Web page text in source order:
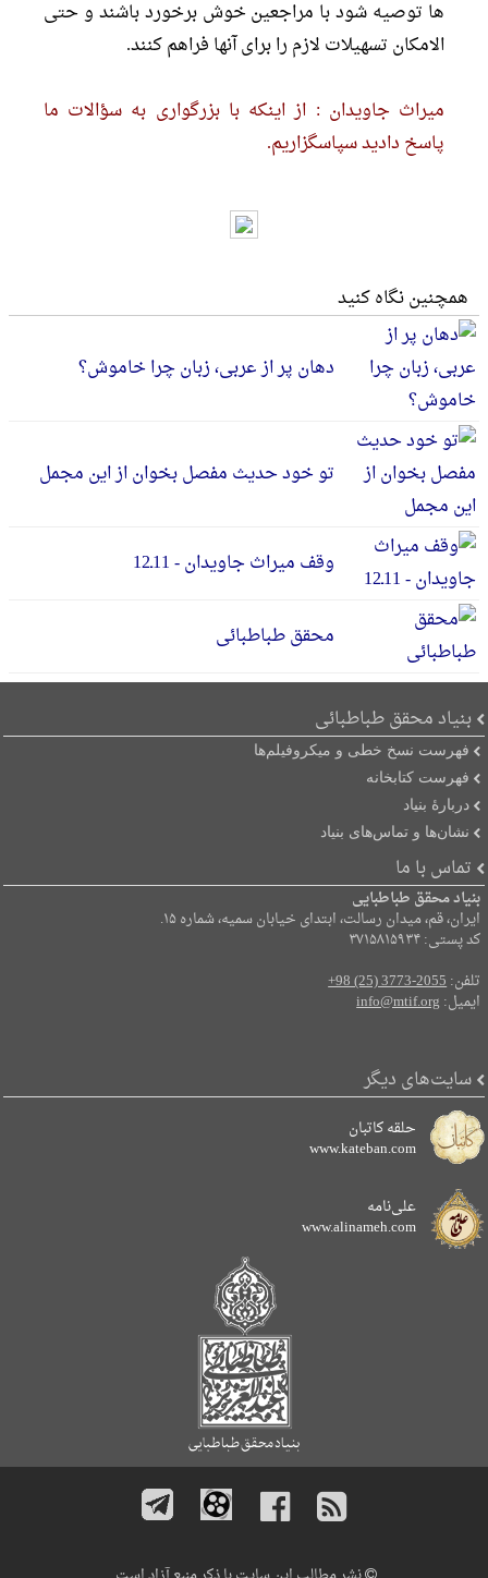
ها توصیه شود با مراجعین خوش برخورد باشند و حتى
الامکان تسهیلات لازم را براى آنها فراهم کنند.
میراث جاویدان : از اینکه با بزرگوارى به سؤالات ما
پاسخ دادید سپاسگزاریم.
همچنین نگاه کنید
دهان پر از عربی، زبان چرا خاموش؟
تو خود حدیث مفصل بخوان از این مجمل
وقف میراث جاویدان - 11ـ12
محقق طباطبائی
بنیاد محقق طباطبائی
فهرست نسخ خطی و میکروفیلم‌ها
فهرست کتابخانه
دربارۀ بنیاد
نشان‌ها و تماس‌های بنیاد
تماس با ما
بنیاد محقق طباطبایی
ایران، قم، میدان رسالت، ابتدای خیابان سمیه، شماره ۱۵.
کد پستی: ۳۷۱۵۸۱۵۹۳۴
تلفن:+98 (25) 3773-2055
ایمیل:info@mtif.org
سایت‌های دیگر
حلقه کاتبان
www.kateban.com
علی‌نامه
www.alinameh.com